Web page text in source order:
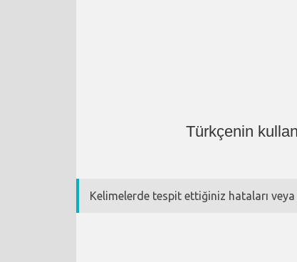
Türkçenin
Kelimelerde tespit ettiğiniz hataları